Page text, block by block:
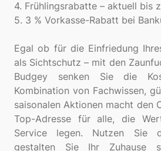
4. Frühlingsrabatte – aktuell bis
5. 3 % Vorkasse-Rabatt bei
Egal ob für die Einfriedung
als Sichtschutz – mit den
Budgey senken Sie die
Kombination von Fachwissen,
saisonalen Aktionen macht den
Top-Adresse für alle, die
Service legen. Nutzen Sie
gestalten Sie Ihr Zuhause